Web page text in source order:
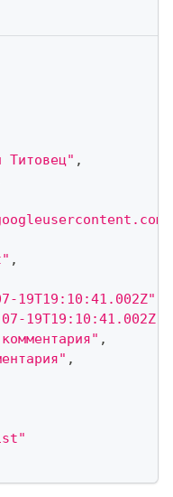
Титовец" ,
a/
,
19T19:10:41.002Z"
19T19:10:41.002Z"
,
,